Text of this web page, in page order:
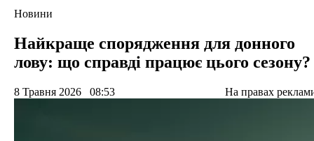
Новини
Найкраще спорядження для донного
лову: що справді працює цього сезону?
8 Травня 2026 08:53 На правах